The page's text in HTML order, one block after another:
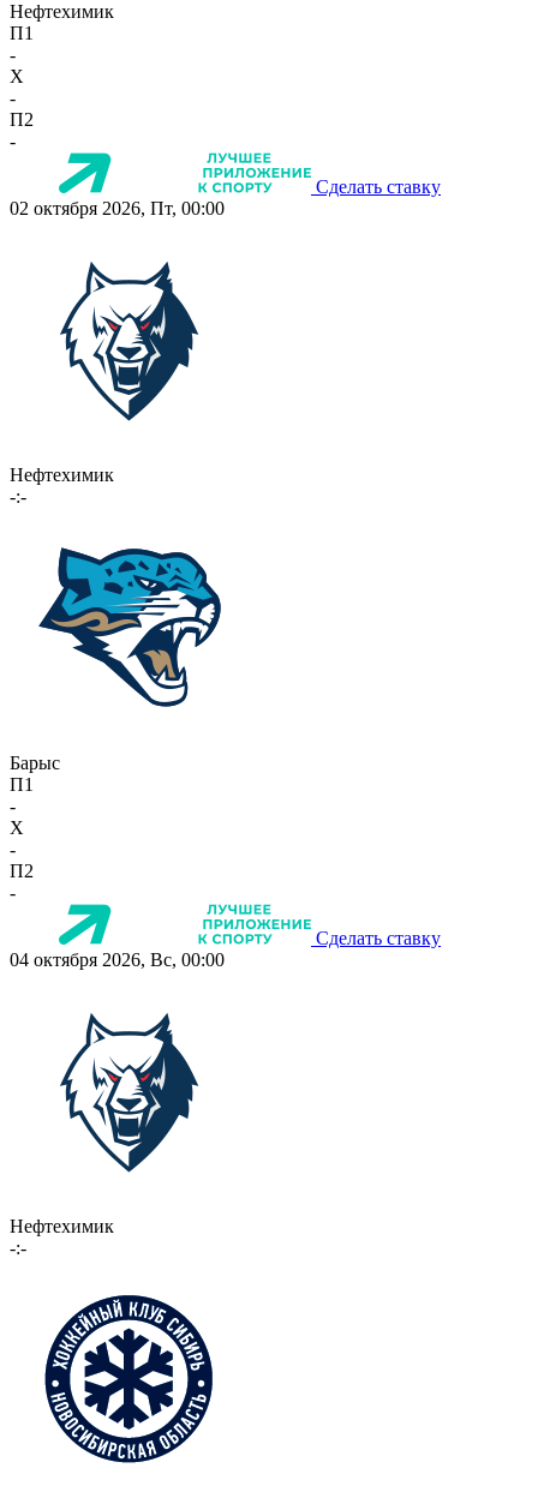
Нефтехимик
П1
-
X
-
П2
-
Сделать ставку
02 октября 2026, Пт, 00:00
Нефтехимик
-:-
Барыс
П1
-
X
-
П2
-
Сделать ставку
04 октября 2026, Вс, 00:00
Нефтехимик
-:-